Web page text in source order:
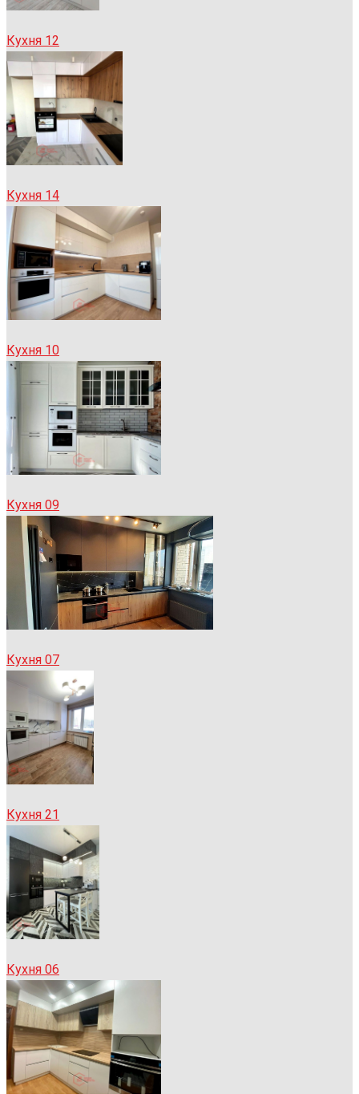
Кухня 12
Кухня 14
Кухня 10
Кухня 09
Кухня 07
Кухня 21
Кухня 06